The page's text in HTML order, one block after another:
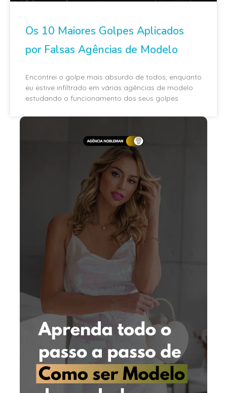
Os 10 Maiores Golpes Aplicados
por Falsas Agências de Modelo
Encontrei o golpe mais absurdo de todos, enquanto
eu estive infiltrado em várias agências de modelo
estudando o funcionamento dos seus golpes